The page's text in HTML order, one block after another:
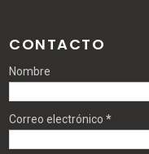
CONTACTO
Nombre
Correo electrónico*